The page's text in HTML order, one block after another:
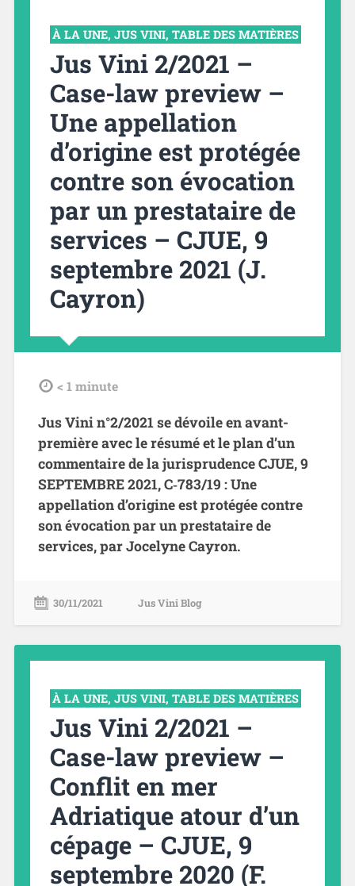
À LA UNE, JUS VINI, TABLE DES MATIÈRES
Jus Vini 2/2021 –
Case-law preview –
Une appellation
d’origine est protégée
contre son évocation
par un prestataire de
services – CJUE, 9
septembre 2021 (J.
Cayron)
tdl < 1minute
Jus Vini n°2/2021 se dévoile en avant-
première avec le résumé et le plan d’un
commentaire de la jurisprudence CJUE, 9
SEPTEMBRE 2021, C‑783/19 : Une
appellation d’origine est protégée contre
son évocation par un prestataire de
services, par Jocelyne Cayron.
30/11/2021 Jus Vini Blog
À LA UNE, JUS VINI, TABLE DES MATIÈRES
Jus Vini 2/2021 –
Case-law preview –
Conflit en mer
Adriatique atour d’un
cépage – CJUE, 9
septembre 2020 (F.